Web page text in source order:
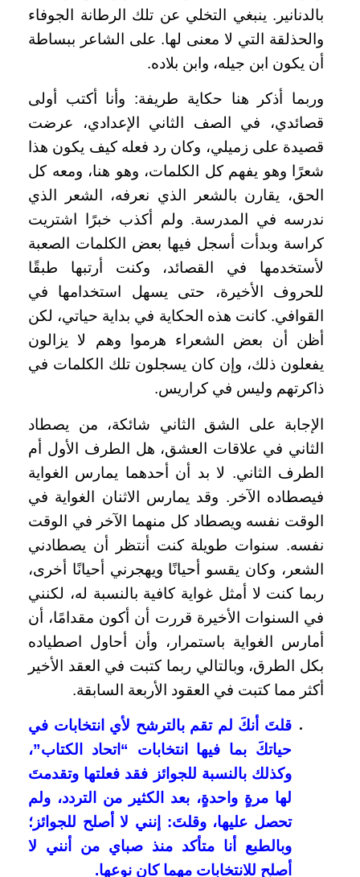
بالدنانير. ينبغي التخلي عن تلك الرطانة الجوفاء
والحذلقة التي لا معنى لها. على الشاعر ببساطة
أن يكون ابن جيله، وابن بلاده.
وربما أذكر هنا حكاية طريفة: وأنا أكتب أولى
قصائدي، في الصف الثاني الإعدادي، عرضت
قصيدة على زميلي، وكان رد فعله كيف يكون هذا
شعرًا وهو يفهم كل الكلمات، وهو هنا، ومعه كل
الحق، يقارن بالشعر الذي نعرفه، الشعر الذي
ندرسه في المدرسة. ولم أكذب خبرًا اشتريت
كراسة وبدأت أسجل فيها بعض الكلمات الصعبة
لأستخدمها في القصائد، وكنت أرتبها طبقًا
للحروف الأخيرة، حتى يسهل استخدامها في
القوافي. كانت هذه الحكاية في بداية حياتي، لكن
أظن أن بعض الشعراء هرموا وهم لا يزالون
يفعلون ذلك، وإن كان يسجلون تلك الكلمات في
ذاكرتهم وليس في كراريس.
الإجابة على الشق الثاني شائكة، من يصطاد
الثاني في علاقات العشق، هل الطرف الأول أم
الطرف الثاني. لا بد أن أحدهما يمارس الغواية
فيصطاده الآخر. وقد يمارس الاثنان الغواية في
الوقت نفسه ويصطاد كل منهما الآخر في الوقت
نفسه. سنوات طويلة كنت أنتظر أن يصطادني
الشعر، وكان يقسو أحيانًا ويهجرني أحيانًا أخرى،
ربما كنت لا أمثل غواية كافية بالنسبة له، لكنني
في السنوات الأخيرة قررت أن أكون مقدامًا، أن
أمارس الغواية باستمرار، وأن أحاول اصطياده
بكل الطرق، وبالتالي ربما كتبت في العقد الأخير
أكثر مما كتبت في العقود الأربعة السابقة.
قلتَ أنكَ لم تقم بالترشح لأي انتخابات في
حياتكَ بما فيها انتخابات “اتحاد الكتاب”،
وكذلك بالنسبة للجوائز فقد فعلتها وتقدمتَ
لها مرةٍ واحدةٍ، بعد الكثير من التردد، ولم
تحصل عليها، وقلتَ: إنني لا أصلح للجوائز؛
وبالطبع أنا متأكد منذ صباي من أنني لا
أصلح للانتخابات مهما كان نوعها.